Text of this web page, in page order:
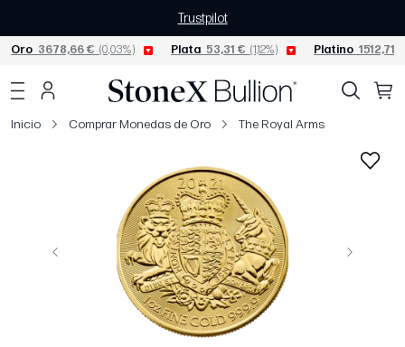
Trustpilot
Oro 3678,66 € (0,03%) Plata 53,31 € (1,12%) Platino 1512,71 €
Inicio Comprar Monedas de Oro The Royal Arms
Página anterior Siguiente